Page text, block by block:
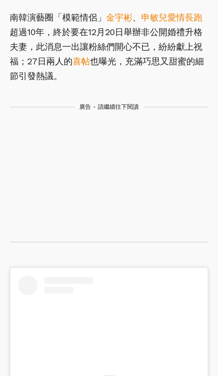
南韓演藝圈「模範情侶」 金宇彬、 申敏兒愛情長跑
超過10年，終於要在12月20日舉辦非公開婚禮升格
夫妻，此消息一出讓粉絲們開心不已，紛紛獻上祝
福；27日兩人的喜帖也曝光，充滿巧思又甜蜜的細
節引發熱議。
廣告 - 請繼續往下閱讀